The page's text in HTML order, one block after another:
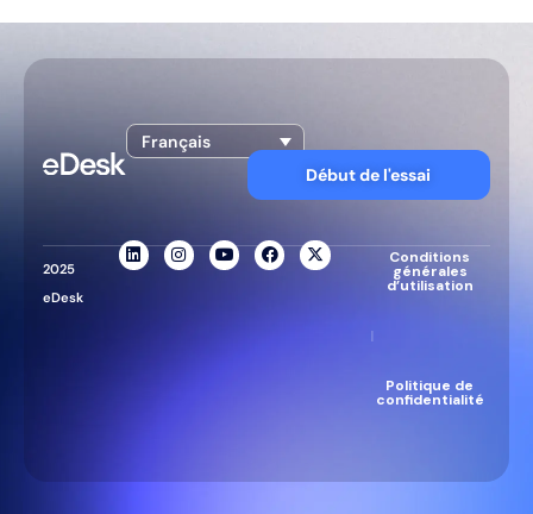
Français
Début de l'essai
2025
eDesk
Conditions
générales
d’utilisation
|
Politique de
confidentialité